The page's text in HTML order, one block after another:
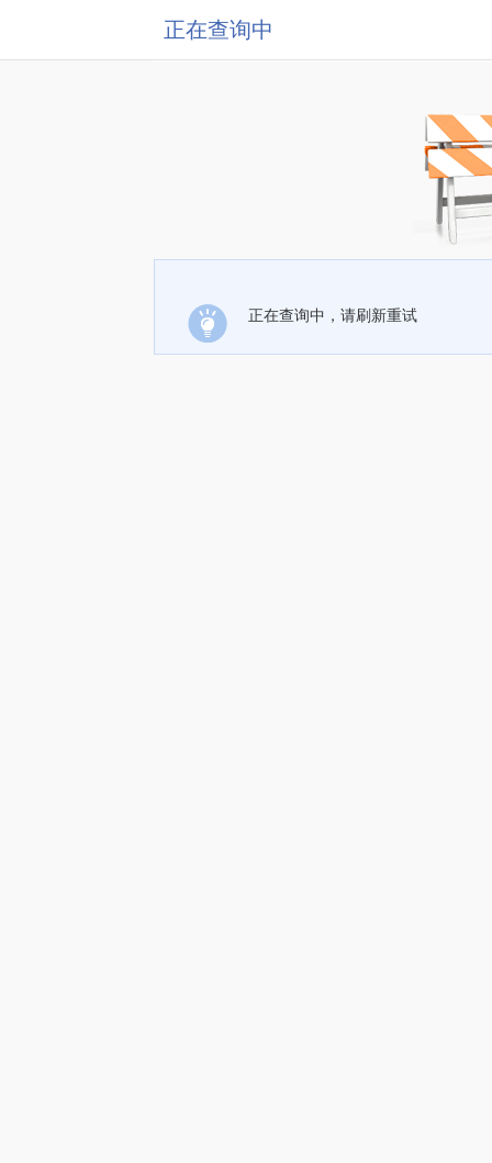
正在查询中
正在查询中，请刷新重试